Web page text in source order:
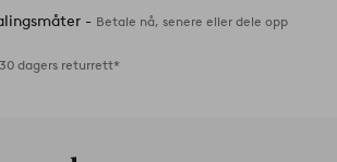
- Betale nå, senere eller dele opp
30 dagers returrett*